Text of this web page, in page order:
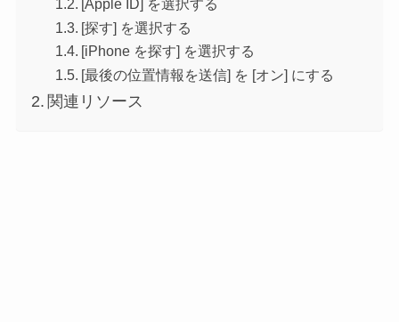
[Apple ID] を選択する
[探す] を選択する
[iPhone を探す] を選択する
[最後の位置情報を送信] を [オン] にする
関連リソース